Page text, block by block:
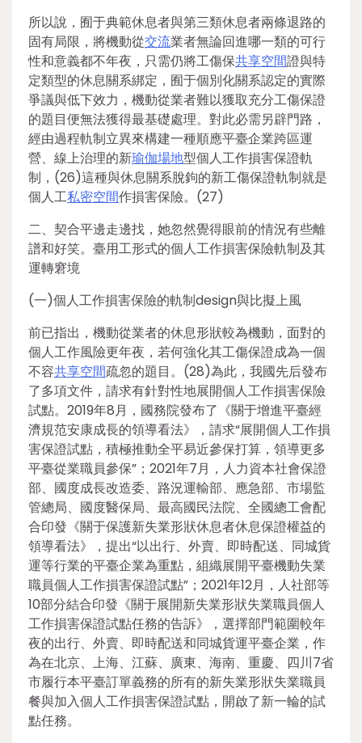
所以說，囿于典範休息者與第三類休息者兩條退路的
固有局限，將機動從交流業者無論回進哪一類的可行
性和意義都不年夜，只需仍將工傷保共享空間證與特
定類型的休息關系綁定，囿于個別化關系認定的實際
爭議與低下效力，機動從業者難以獲取充分工傷保證
的題目便無法獲得最基礎處理。對此必需另辟門路，
經由過程軌制立異來構建一種順應平臺企業跨區運
營、線上治理的新瑜伽場地型個人工作損害保證軌
制，(26)這種與休息關系脫鉤的新工傷保證軌制就是
個人工私密空間作損害保險。(27)
二、契合平邊走邊找，她忽然覺得眼前的情況有些離
譜和好笑。臺用工形式的個人工作損害保險軌制及其
運轉窘境
(一)個人工作損害保險的軌制design與比擬上風
前已指出，機動從業者的休息形狀較為機動，面對的
個人工作風險更年夜，若何強化其工傷保證成為一個
不容共享空間疏忽的題目。(28)為此，我國先后發布
了多項文件，請求有針對性地展開個人工作損害保險
試點。2019年8月，國務院發布了《關于增進平臺經
濟規范安康成長的領導看法》，請求“展開個人工作損
害保證試點，積極推動全平易近參保打算，領導更多
平臺從業職員參保”；2021年7月，人力資本社會保證
部、國度成長改造委、路況運輸部、應急部、市場監
管總局、國度醫保局、最高國民法院、全國總工會配
合印發《關于保護新失業形狀休息者休息保證權益的
領導看法》，提出“以出行、外賣、即時配送、同城貨
運等行業的平臺企業為重點，組織展開平臺機動失業
職員個人工作損害保證試點”；2021年12月，人社部等
10部分結合印發《關于展開新失業形狀失業職員個人
工作損害保證試點任務的告訴》，選擇部門範圍較年
夜的出行、外賣、即時配送和同城貨運平臺企業，作
為在北京、上海、江蘇、廣東、海南、重慶、四川7省
市履行本平臺訂單義務的所有的新失業形狀失業職員
餐與加入個人工作損害保證試點，開啟了新一輪的試
點任務。